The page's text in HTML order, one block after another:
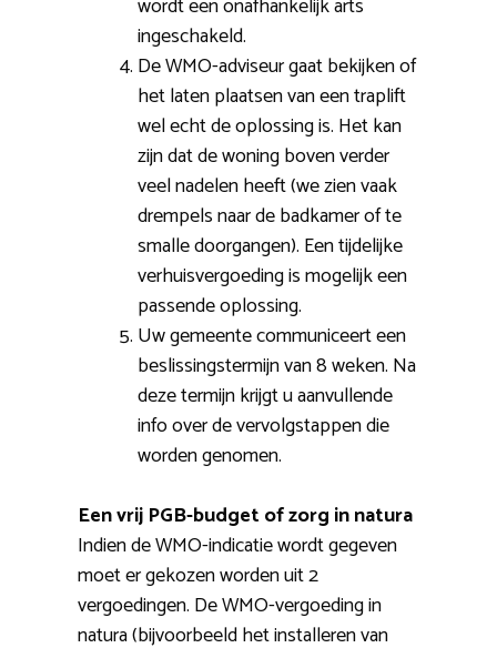
wordt een onafhankelijk arts
ingeschakeld.
De WMO-adviseur gaat bekijken of
het laten plaatsen van een traplift
wel echt de oplossing is. Het kan
zijn dat de woning boven verder
veel nadelen heeft (we zien vaak
drempels naar de badkamer of te
smalle doorgangen). Een tijdelijke
verhuisvergoeding is mogelijk een
passende oplossing.
Uw gemeente communiceert een
beslissingstermijn van 8 weken. Na
deze termijn krijgt u aanvullende
info over de vervolgstappen die
worden genomen.
Een vrij PGB-budget of zorg in natura
Indien de WMO-indicatie wordt gegeven
moet er gekozen worden uit 2
vergoedingen. De WMO-vergoeding in
natura (bijvoorbeeld het installeren van